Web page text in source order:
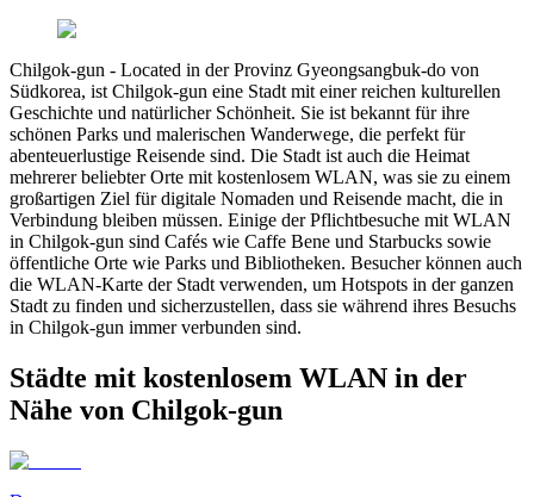
Chilgok-gun - Located in der Provinz Gyeongsangbuk-do von
Südkorea, ist Chilgok-gun eine Stadt mit einer reichen kulturellen
Geschichte und natürlicher Schönheit. Sie ist bekannt für ihre
schönen Parks und malerischen Wanderwege, die perfekt für
abenteuerlustige Reisende sind. Die Stadt ist auch die Heimat
mehrerer beliebter Orte mit kostenlosem WLAN, was sie zu einem
großartigen Ziel für digitale Nomaden und Reisende macht, die in
Verbindung bleiben müssen. Einige der Pflichtbesuche mit WLAN
in Chilgok-gun sind Cafés wie Caffe Bene und Starbucks sowie
öffentliche Orte wie Parks und Bibliotheken. Besucher können auch
die WLAN-Karte der Stadt verwenden, um Hotspots in der ganzen
Stadt zu finden und sicherzustellen, dass sie während ihres Besuchs
in Chilgok-gun immer verbunden sind.
Städte mit kostenlosem WLAN in der
Nähe von Chilgok-gun